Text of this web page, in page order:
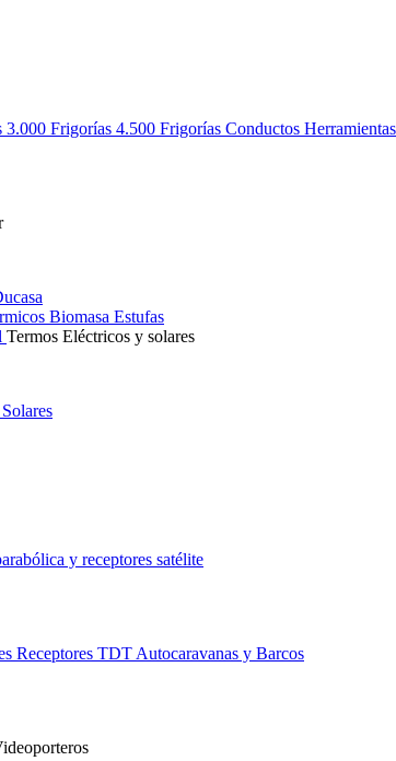
3.000 Frigorías 4.500 Frigorías Conductos
Biomasa Estufas
Termos Eléctricos y solares
y receptores satélite
Receptores TDT Autocaravanas y Barcos